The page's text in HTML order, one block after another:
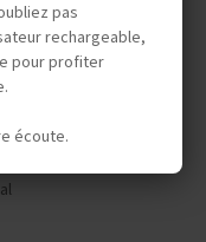
pas
rechargeable,
pour profiter
écoute.